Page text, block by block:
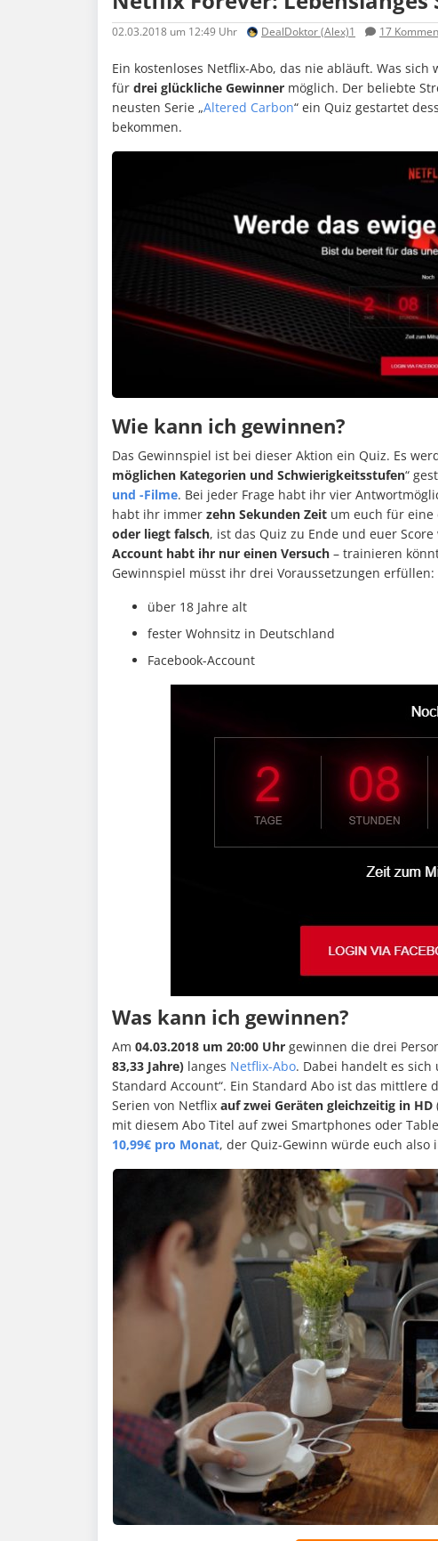
02.03.2018 um 12:49 Uhr DealDoktor (Alex)1 17
Ein kostenloses Netflix-Abo, das nie abläuft. Was
für drei glückliche Gewinner möglich. Der beliebte
neusten Serie „Altered Carbon“ ein Quiz gestartet
bekommen.
Wie kann ich gewinnen?
Das Gewinnspiel ist bei dieser Aktion ein Quiz. Es
möglichen Kategorien und Schwierigkeitsstufen“
und -Filme. Bei jeder Frage habt ihr vier
habt ihr immer zehn Sekunden Zeit um euch für
oder liegt falsch, ist das Quiz zu Ende und euer
Account habt ihr nur einen Versuch – trainieren
Gewinnspiel müsst ihr drei Voraussetzungen erfüllen:
über 18 Jahre alt
fester Wohnsitz in Deutschland
Facebook-Account
Was kann ich gewinnen?
Am 04.03.2018 um 20:00 Uhr gewinnen die drei
83,33 Jahre) langes Netflix-Abo. Dabei handelt es sich
Standard Account“. Ein Standard Abo ist das
Serien von Netflix auf zwei Geräten gleichzeitig in HD
mit diesem Abo Titel auf zwei Smartphones oder
10,99€ pro Monat, der Quiz-Gewinn würde euch also